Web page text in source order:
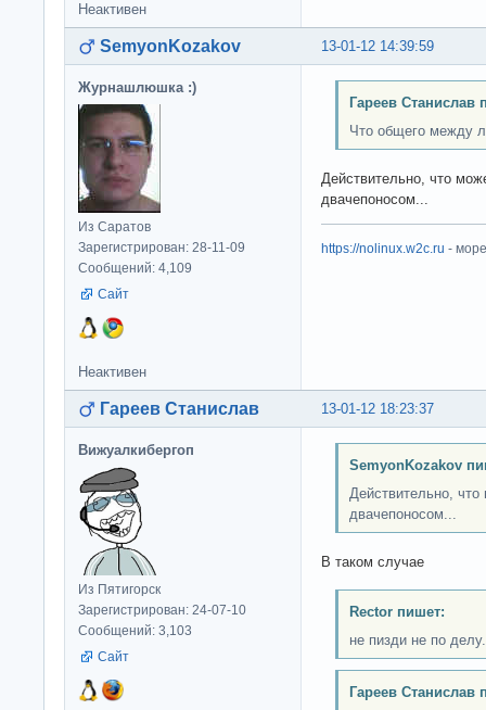
Неактивен
13-01-12 14:39:59
SemyonKozakov
Журнашлюшка :)
Из Саратов
Зарегистрирован: 28-11-09
Сообщений: 4,109
Сайт
Гареев Станислав
Что общего между
Действительно, что
двачепоносом...
https://nolinux.w2c.ru -
Неактивен
13-01-12 18:23:37
Гареев Станислав
Вижуалкибергоп
Из Пятигорск
Зарегистрирован: 24-07-10
Сообщений: 3,103
Сайт
SemyonKozakov
Действительно,
двачепоносом...
В таком случае
Rector пишет:
не пизди не по делу.
Гареев Станислав